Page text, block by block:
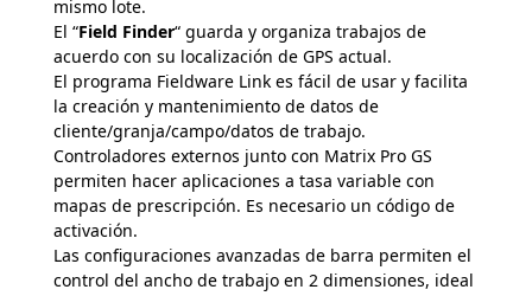
mismo lote.
El “Field Finder“ guarda y organiza trabajos de
acuerdo con su localización de GPS actual.
El programa Fieldware Link es fácil de usar y facilita
la creación y mantenimiento de datos de
cliente/granja/campo/datos de trabajo.
Controladores externos junto con Matrix Pro GS
permiten hacer aplicaciones a tasa variable con
mapas de prescripción. Es necesario un código de
activación.
Las configuraciones avanzadas de barra permiten el
control del ancho de trabajo en 2 dimensiones, ideal